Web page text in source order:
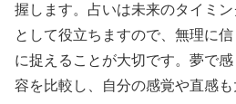
握します。占いは未来のタイミ
として役立ちますので、無理に
に捉えることが大切です。夢で
容を比較し、自分の感覚や直感も